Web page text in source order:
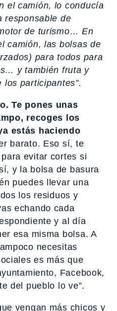
el camión, lo conducía
responsable de
de turismo… En
camión, las bolsas de
para todos para
y también fruta y
los participantes”.
Te pones unas
recoges los
estás haciendo
barato. Eso sí, te
evitar cortes si
y la bolsa de basura
puedes llevar una
los residuos y
echando cada
y al día
esa misma bolsa. A
necesitas
es más que
Facebook,
del pueblo lo ve”.
vengan más chicos y